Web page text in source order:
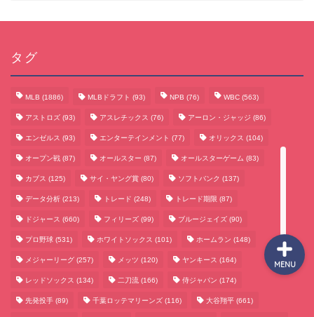
タグ
MLB (1886) MLBドラフト (93) NPB (76) WBC (563)
アストロズ (93) アスレチックス (76) アーロン・ジャッジ (86)
エンゼルス (93) エンターテインメント (77) オリックス (104)
オープン戦 (87) オールスター (87) オールスターゲーム (83)
カブス (125) サイ・ヤング賞 (80) ソフトバンク (137)
データ分析 (213) トレード (248) トレード期限 (87)
ドジャース (660) フィリーズ (99) ブルージェイズ (90)
プロ野球 (531) ホワイトソックス (101) ホームラン (148)
メジャーリーグ (257) メッツ (120) ヤンキース (164)
レッドソックス (134) 二刀流 (166) 侍ジャパン (174)
先発投手 (89) 千葉ロッテマリーンズ (116) 大谷翔平 (661)
MENU
ゲームまとめ
テクノロジーまとめ